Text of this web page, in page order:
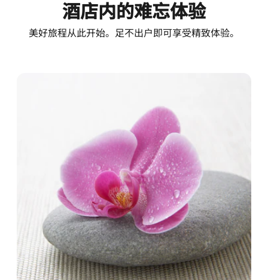
酒店内的难忘体验
美好旅程从此开始。足不出户即可享受精致体验。